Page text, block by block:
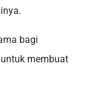
bagi
membuat